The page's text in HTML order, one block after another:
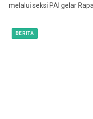
melalui seksi PAI gelar
BERITA